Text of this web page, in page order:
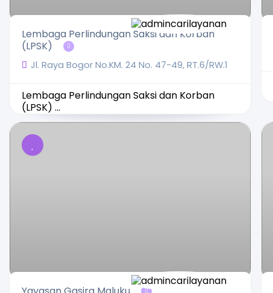
Lembaga Perlindungan Saksi dan Korban
(LPSK)
Jl. Raya Bogor No.KM. 24 No. 47-49, RT.6/RW.1
Lembaga Perlindungan Saksi dan Korban
(LPSK) ...